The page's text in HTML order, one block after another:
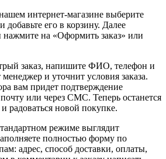
интернет-магазине выберите
его в корзину. Далее
нажмите на «Оформить заказ» или
заказ, напишите ФИО, телефон и
и уточнит условия заказа.
вам придет подтверждение
или через СМС. Теперь останется
радоваться новой покупке.
режиме выглядит
полностью форму по
адрес, способ доставки, оплаты,